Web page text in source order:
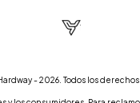
- 2026. Todos los derechos